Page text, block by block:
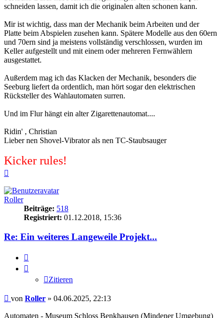
schneiden lassen, damit ich die originalen alten schonen kann.
Mir ist wichtig, dass man der Mechanik beim Arbeiten und der
Platte beim Abspielen zusehen kann. Spätere Modelle aus den 60ern
und 70ern sind ja meistens vollständig verschlossen, wurden im
Keller aufgestellt und mit einem oder mehreren Fernwählern
ausgestattet.
Außerdem mag ich das Klacken der Mechanik, besonders die
Seeburg liefert da ordentlich, man hört sogar den elektrischen
Rücksteller des Wahlautomaten surren.
Und im Flur hängt ein alter Zigarettenautomat....
Ridin' , Christian
Lieber nen Shovel-Vibrator als nen TC-Staubsauger
Kicker rules!
Roller
Beiträge: 518
Registriert: 01.12.2018, 15:36
Re: Ein weiteres Langeweile Projekt...
Zitieren
Beitrag
von Roller » 04.06.2025, 22:13
Automaten - Museum Schloss Benkhausen (Mindener Umgebung)